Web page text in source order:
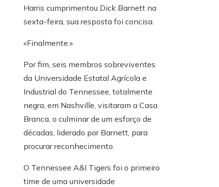
Harris cumprimentou Dick Barnett na
sexta-feira, sua resposta foi concisa.
«Finalmente.»
Por fim, seis membros sobreviventes
da Universidade Estatal Agrícola e
Industrial do Tennessee, totalmente
negra, em Nashville, visitaram a Casa
Branca, o culminar de um esforço de
décadas, liderado por Barnett, para
procurar reconhecimento.
O Tennessee A&I Tigers foi o primeiro
time de uma universidade